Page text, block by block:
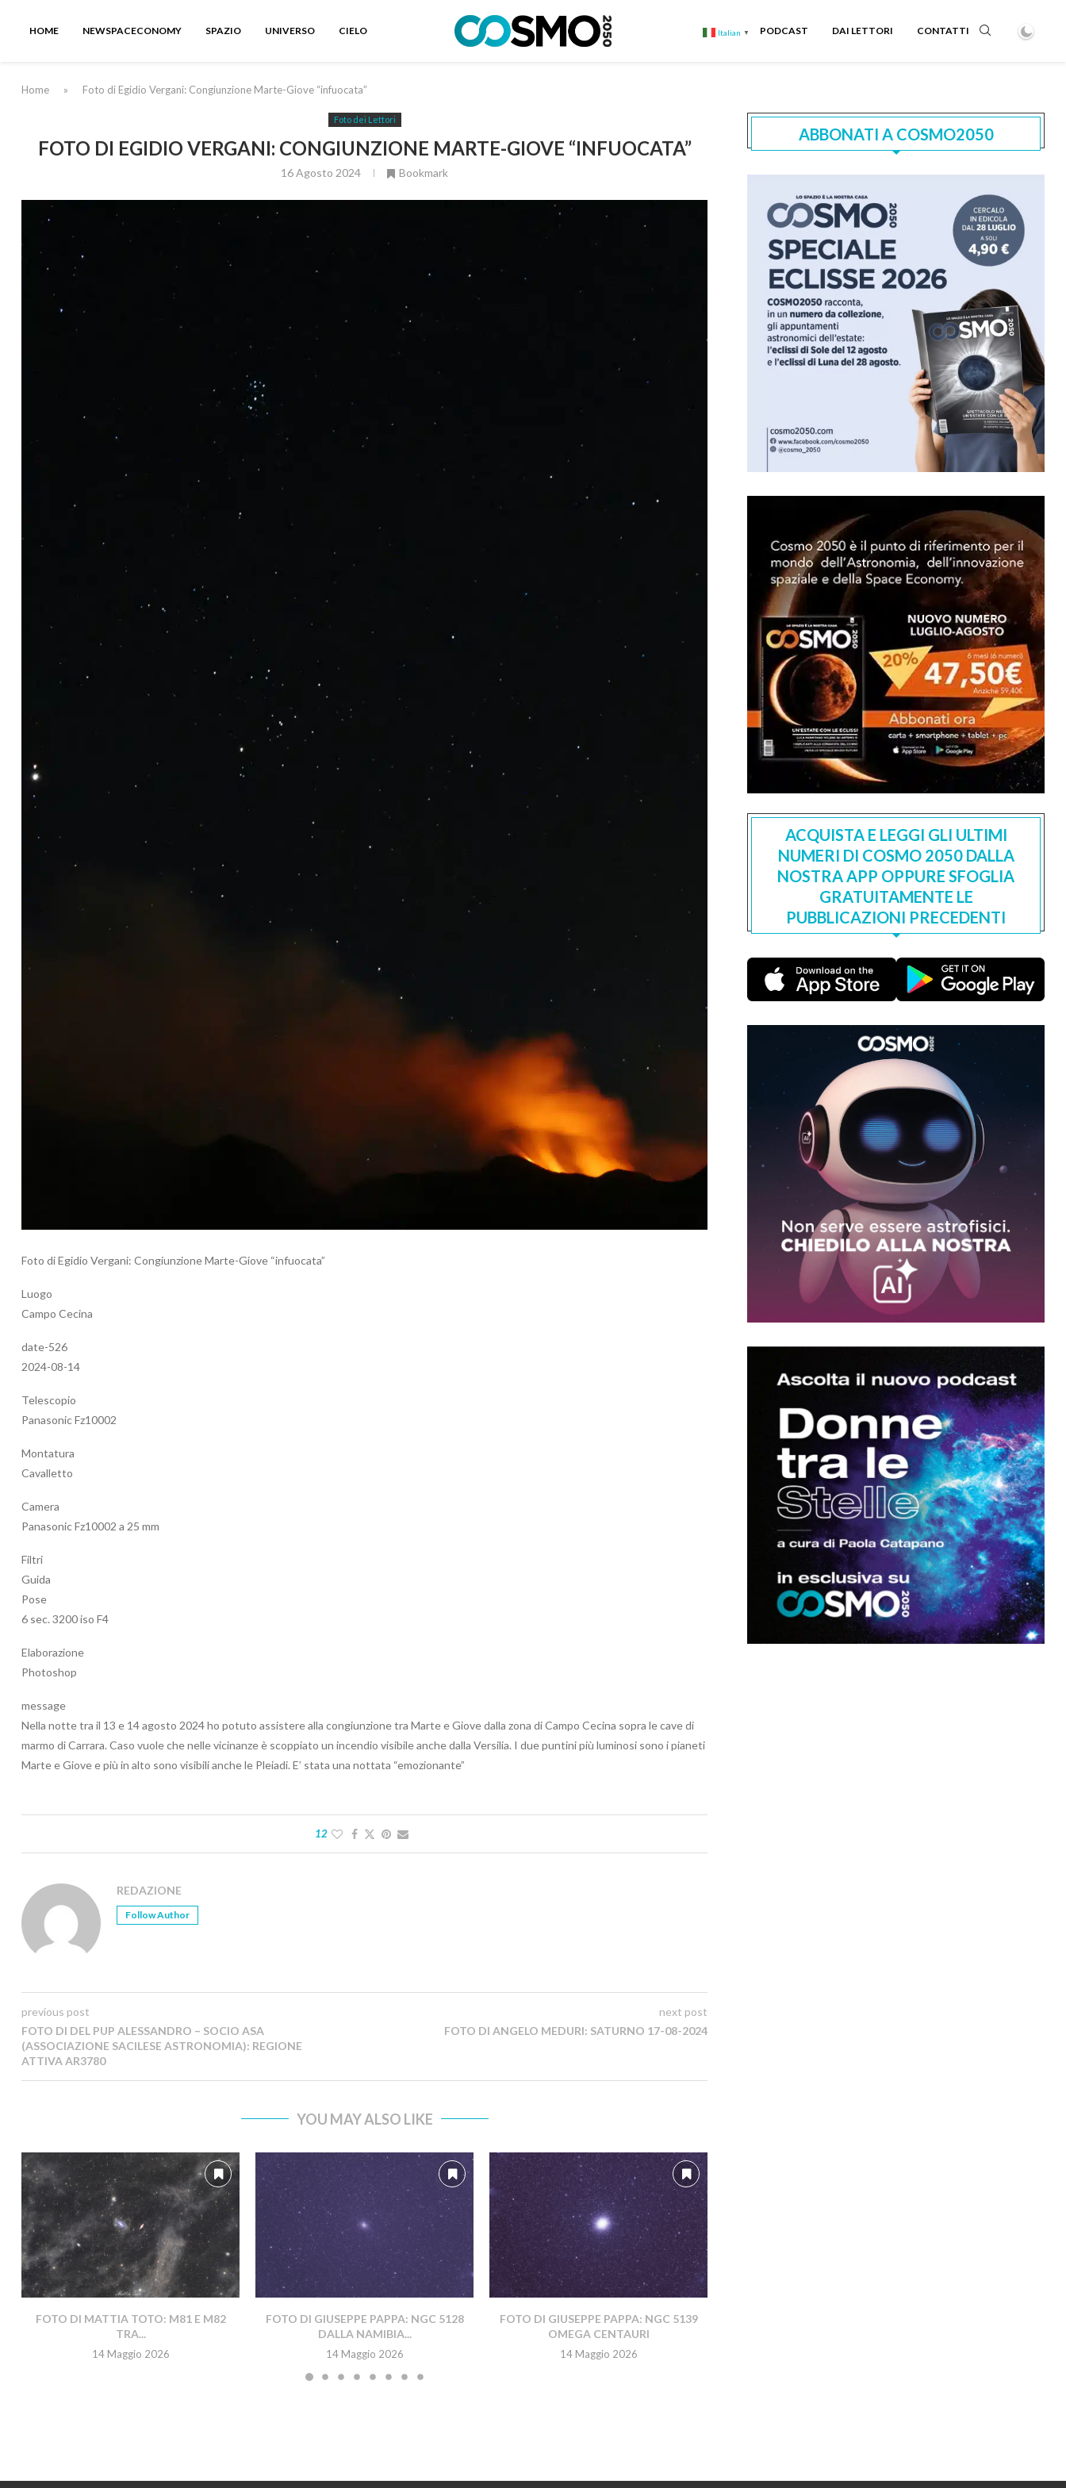
HOME NEWSPACECONOMY SPAZIO UNIVERSO CIELO Italian ▼ PODCAST DAI LETTORI CONTATTI
Home » Foto di Egidio Vergani: Congiunzione Marte-Giove “infuocata”
Foto dei Lettori
FOTO DI EGIDIO VERGANI: CONGIUNZIONE MARTE-GIOVE “INFUOCATA”
16 Agosto 2024 Bookmark
Foto di Egidio Vergani: Congiunzione Marte-Giove “infuocata”
Luogo
Campo Cecina
date-526
2024-08-14
Telescopio
Panasonic Fz10002
Montatura
Cavalletto
Camera
Panasonic Fz10002 a 25 mm
Filtri
Guida
Pose
6 sec. 3200 iso F4
Elaborazione
Photoshop
message
Nella notte tra il 13 e 14 agosto 2024 ho potuto assistere alla congiunzione tra Marte e Giove dalla zona di Campo Cecina sopra le cave di
marmo di Carrara. Caso vuole che nelle vicinanze è scoppiato un incendio visibile anche dalla Versilia. I due puntini più luminosi sono i pianeti
Marte e Giove e più in alto sono visibili anche le Pleiadi. E’ stata una nottata “emozionante”
12
REDAZIONE
Follow Author
previous post
FOTO DI DEL PUP ALESSANDRO – SOCIO ASA
(ASSOCIAZIONE SACILESE ASTRONOMIA): REGIONE
ATTIVA AR3780
next post
FOTO DI ANGELO MEDURI: SATURNO 17-08-2024
YOU MAY ALSO LIKE
FOTO DI MATTIA TOTO: M81 E M82
TRA...
14 Maggio 2026
FOTO DI GIUSEPPE PAPPA: NGC 5128
DALLA NAMIBIA...
14 Maggio 2026
FOTO DI GIUSEPPE PAPPA: NGC 5139
OMEGA CENTAURI
14 Maggio 2026
ABBONATI A COSMO2050
ACQUISTA E LEGGI GLI ULTIMI
NUMERI DI COSMO 2050 DALLA
NOSTRA APP OPPURE SFOGLIA
GRATUITAMENTE LE
PUBBLICAZIONI PRECEDENTI